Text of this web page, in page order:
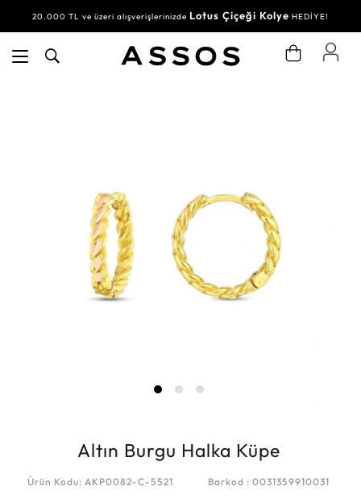
20.000 TL ve üzeri alışverişlerinizde Lotus Çiçeği Kolye HEDİYE!
Altın Burgu Halka Küpe
Ürün Kodu: AKP0082-C-5521 Barkod : 0031359910031